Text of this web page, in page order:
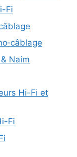
Fi
Naim
Hi-Fi et
Fi